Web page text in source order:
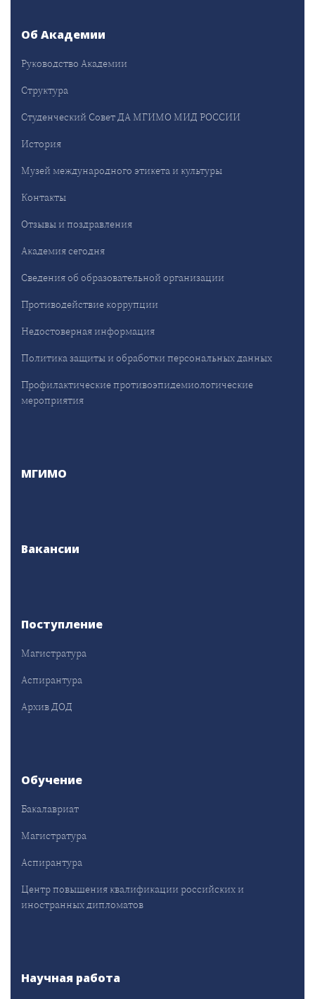
Об Академии
Руководство Академии
Структура
Студенческий Совет ДА МГИМО МИД РОССИИ
История
Музей международного этикета и культуры
Контакты
Отзывы и поздравления
Академия сегодня
Сведения об образовательной организации
Противодействие коррупции
Недостоверная информация
Политика защиты и обработки персональных данных
Профилактические противоэпидемиологические
мероприятия
МГИМО
Вакансии
Поступление
Магистратура
Аспирантура
Архив ДОД
Обучение
Бакалавриат
Магистратура
Аспирантура
Центр повышения квалификации российских и
иностранных дипломатов
Научная работа